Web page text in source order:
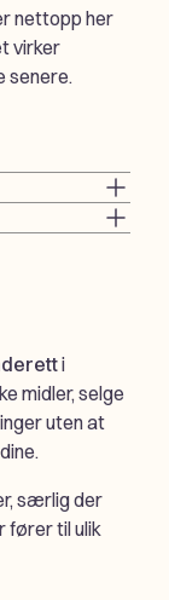
nettopp her
virker
senere.
i
midler, selge
uten at
særlig der
fører til ulik